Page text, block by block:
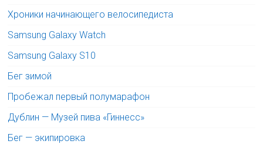
Хроники начинающего велосипедиста
Samsung Galaxy Watch
Samsung Galaxy S10
Бег зимой
Пробежал первый полумарафон
Дублин — Музей пива «Гиннесс»
Бег — экипировка